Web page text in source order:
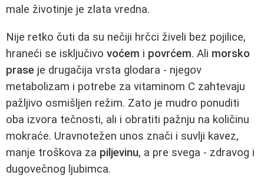
male životinje je zlata vredna.
Nije retko čuti da su nečiji hrčci živeli bez pojilice,
hraneći se isključivo voćem i povrćem. Ali morsko
prase je drugačija vrsta glodara - njegov
metabolizam i potrebe za vitaminom C zahtevaju
pažljivo osmišljen režim. Zato je mudro ponuditi
oba izvora tečnosti, ali i obratiti pažnju na količinu
mokraće. Uravnotežen unos znači i suvlji kavez,
manje troškova za piljevinu, a pre svega - zdravog i
dugovečnog ljubimca.